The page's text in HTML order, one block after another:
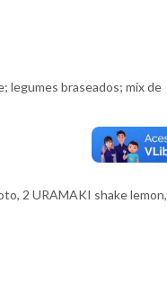
legumes braseados; mix de
2 URAMAKI shake lemon,